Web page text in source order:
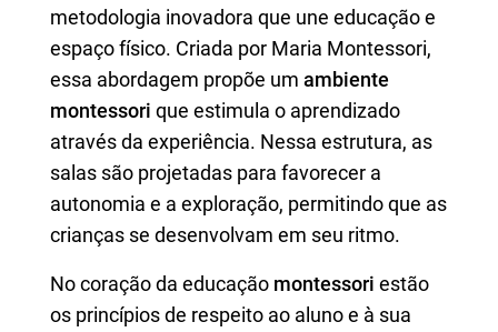
metodologia inovadora que une educação e
espaço físico. Criada por Maria Montessori,
essa abordagem propõe um ambiente
montessori que estimula o aprendizado
através da experiência. Nessa estrutura, as
salas são projetadas para favorecer a
autonomia e a exploração, permitindo que as
crianças se desenvolvam em seu ritmo.
No coração da educação montessori estão
os princípios de respeito ao aluno e à sua